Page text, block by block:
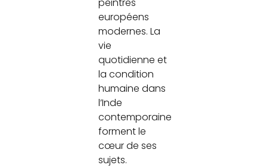
peintres
européens
modernes. La
vie
quotidienne et
la condition
humaine dans
l’Inde
contemporaine
forment le
cœur de ses
sujets.